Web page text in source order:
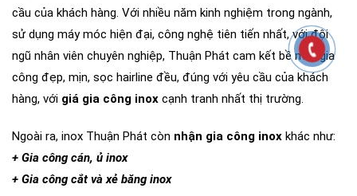
cầu của khách hàng. Với nhiều năm kinh nghiệm trong ngành,
sử dụng máy móc hiện đại, công nghệ tiên tiến nhất, với đội
ngũ nhân viên chuyên nghiệp, Thuận Phát cam kết bề mặt gia
công đẹp, mịn, sọc hairline đều, đúng với yêu cầu của khách
hàng, với giá gia công inox cạnh tranh nhất thị trường.
Ngoài ra, inox Thuận Phát còn nhận gia công inox khác như:
+ Gia công cán, ủ inox
+ Gia công cắt và xẻ băng inox